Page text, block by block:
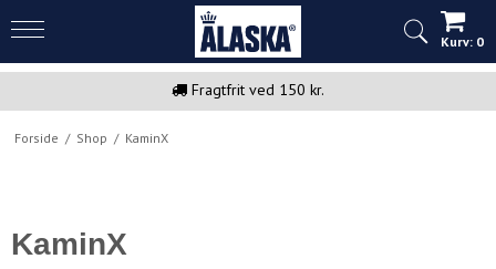
Fragtfrit ved 150 kr.
Kurv: 0
Forside / Shop / KaminX
KaminX